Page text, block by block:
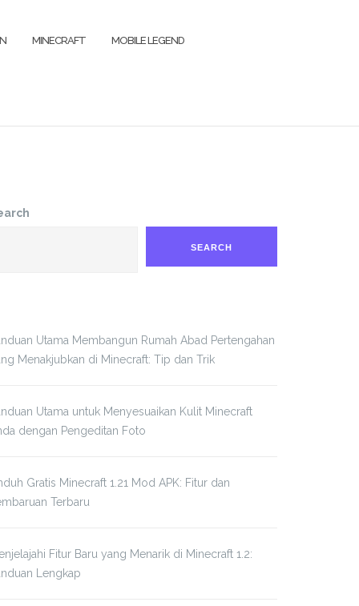
MINECRAFT MOBILE LEGEND
SEARCH
Utama Membangun Rumah Abad Pertengahan
Menakjubkan di Minecraft: Tip dan Trik
Utama untuk Menyesuaikan Kulit Minecraft
dengan Pengeditan Foto
Gratis Minecraft 1.21 Mod APK: Fitur dan
Terbaru
Fitur Baru yang Menarik di Minecraft 1.2:
Lengkap